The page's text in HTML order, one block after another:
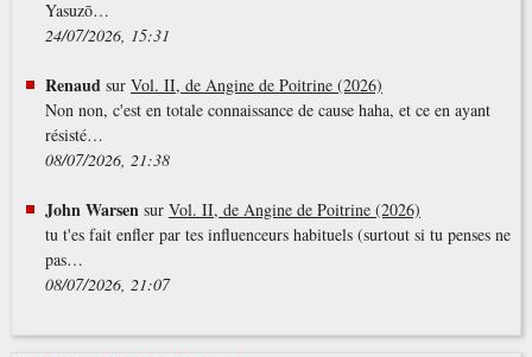
Yasuzō…
24/07/2026, 15:31
Renaudsur Vol. II, de Angine de Poitrine (2026)
Non non, c'est en totale connaissance de cause haha, et ce en ayant
résisté…
08/07/2026, 21:38
John Warsensur Vol. II, de Angine de Poitrine (2026)
tu t'es fait enfler par tes influenceurs habituels (surtout si tu penses ne
pas…
08/07/2026, 21:07